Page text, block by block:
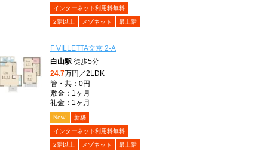
インターネット利用料無料
2階以上 メゾネット 最上階
F VILLETTA文京 2-A
白山駅 徒歩5分
24.7万円／2LDK
管・共：0円
敷金：1ヶ月
礼金：1ヶ月
New! 新築
インターネット利用料無料
2階以上 メゾネット 最上階